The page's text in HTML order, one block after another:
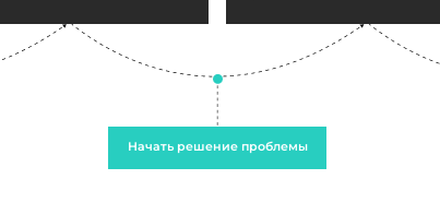
Начать решение проблемы